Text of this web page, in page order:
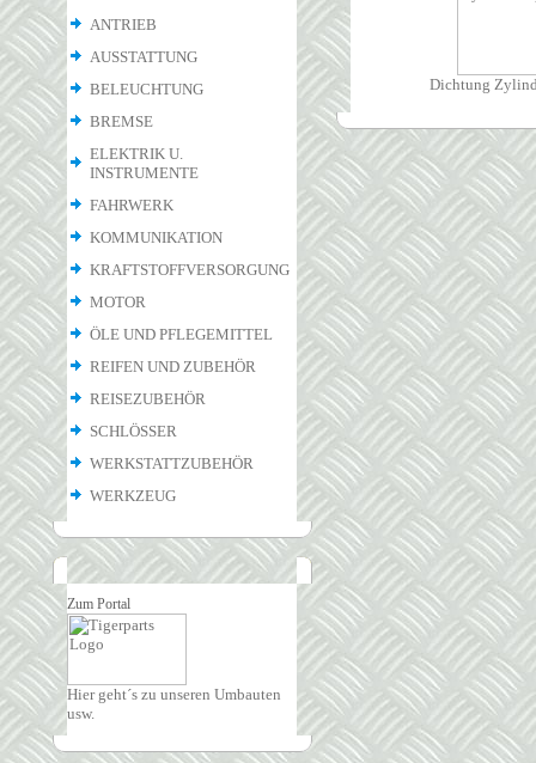
ANTRIEB
AUSSTATTUNG
BELEUCHTUNG
BREMSE
ELEKTRIK U.
INSTRUMENTE
FAHRWERK
KOMMUNIKATION
KRAFTSTOFFVERSORGUNG
MOTOR
ÖLE UND PFLEGEMITTEL
REIFEN UND ZUBEHÖR
REISEZUBEHÖR
SCHLÖSSER
WERKSTATTZUBEHÖR
WERKZEUG
Zum Portal
Hier geht´s zu unseren Umbauten
usw.
Dichtung